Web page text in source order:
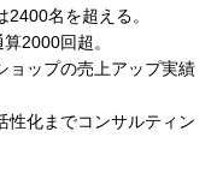
名を超える。
2000回超。
ョップの売上アップ実績
性化までコンサルティン